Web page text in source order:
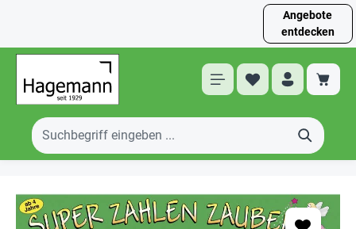
Angebote
entdecken